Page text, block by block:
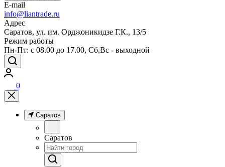
E-mail
info@liantrade.ru
Адрес
Саратов, ул. им. Орджоникидзе Г.К., 13/5
Режим работы
Пн-Пт: c 08.00 до 17.00, Cб,Вс - выходной
0
Саратов
Саратов